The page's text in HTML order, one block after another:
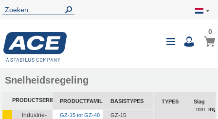
Toggle
00
Snelheidsregeling
PRODUCTSERIE
Industrie-
PRODUCTFAMILIE
GZ-15 tot GZ-40
BASISTYPES
GZ-15
TYPES
Slag
mm